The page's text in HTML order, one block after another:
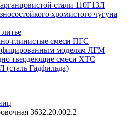
стали 110Г13Л
хромистого чугуна
глинистые смеси ПГС
моделям ЛГМ
твердеющие смеси ХТС
(сталь Гадфильда)
3632.20.002.2